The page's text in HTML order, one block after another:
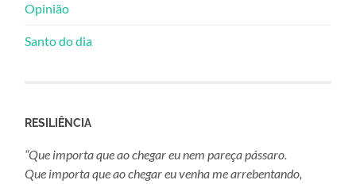
Opinião
Santo do dia
RESILIÊNCIA
“Que importa que ao chegar eu nem pareça pássaro.
Que importa que ao chegar eu venha me arrebentando,